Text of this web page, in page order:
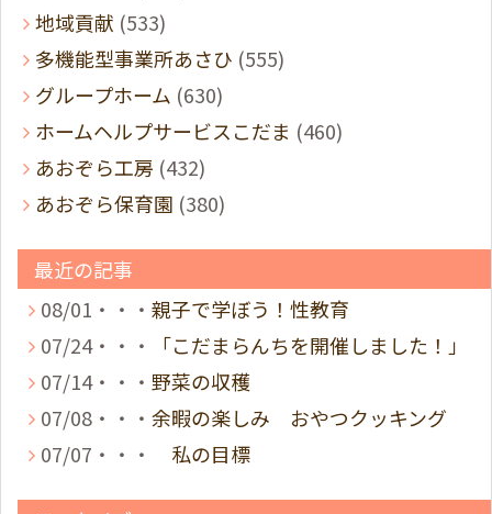
地域貢献 (533)
多機能型事業所あさひ (555)
グループホーム (630)
ホームヘルプサービスこだま (460)
あおぞら工房 (432)
あおぞら保育園 (380)
最近の記事
08/01・・・ 親子で学ぼう！性教育
07/24・・・
「こだまらんちを開催しました！」
07/14・・・ 野菜の収穫
07/08・・・ 余暇の楽しみ おやつクッキング
07/07・・・
私の目標